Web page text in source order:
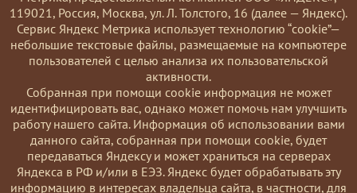
119021, Россия, Москва, ул. Л. Толстого, 16 (далее — Яндекс).
Сервис Яндекс Метрика использует технологию “cookie”—
небольшие текстовые файлы, размещаемые на компьютере
пользователей с целью анализа их пользовательской
активности.
Coбранная при помощи cookie информация не может
идентифицировать вас, однако может помочь нам улучшить
работу нашего сайта. Информация об использовании вами
данного сайта, собранная при помощи cookie, будет
передаваться Яндексу и может храниться на серверах
Яндекса в РФ и/или в ЕЭЗ. Яндекс будет обрабатывать эту
информацию в интересах владельца сайта, в частности, для